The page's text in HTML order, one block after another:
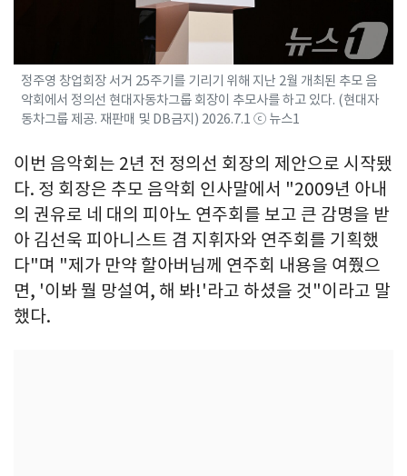
정주영 창업회장 서거 25주기를 기리기 위해 지난 2월 개최된 추모 음
악회에서 정의선 현대자동차그룹 회장이 추모사를 하고 있다. (현대자
동차그룹 제공. 재판매 및 DB금지) 2026.7.1 ⓒ 뉴스1
이번 음악회는 2년 전 정의선 회장의 제안으로 시작됐
다. 정 회장은 추모 음악회 인사말에서 "2009년 아내
의 권유로 네 대의 피아노 연주회를 보고 큰 감명을 받
아 김선욱 피아니스트 겸 지휘자와 연주회를 기획했
다"며 "제가 만약 할아버님께 연주회 내용을 여쭸으
면, '이봐 뭘 망설여, 해 봐!'라고 하셨을 것"이라고 말
했다.